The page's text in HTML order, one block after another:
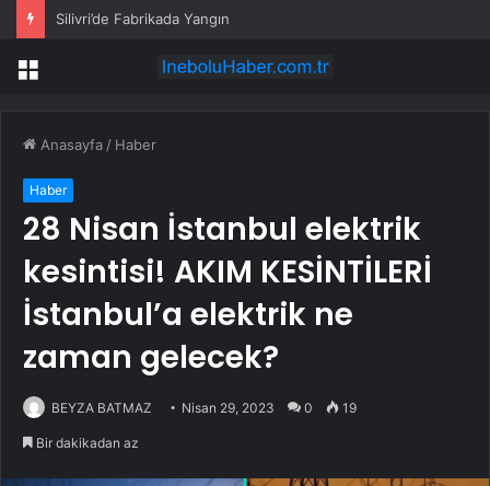
Silivri’de Fabrikada Yangın
Menü
Anasayfa / Haber
Haber
28 Nisan İstanbul elektrik
kesintisi! AKIM KESİNTİLERİ
İstanbul’a elektrik ne
zaman gelecek?
BEYZA BATMAZ Nisan 29, 2023 0 19
Bir dakikadan az